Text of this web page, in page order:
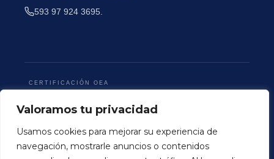
Valoramos tu privacidad
Usamos cookies para mejorar su experiencia de
navegación, mostrarle anuncios o contenidos
593 97 924 3695.
CERTIFICACIÓN OEA
Terminos y CondicionesPolitica de Privacidad